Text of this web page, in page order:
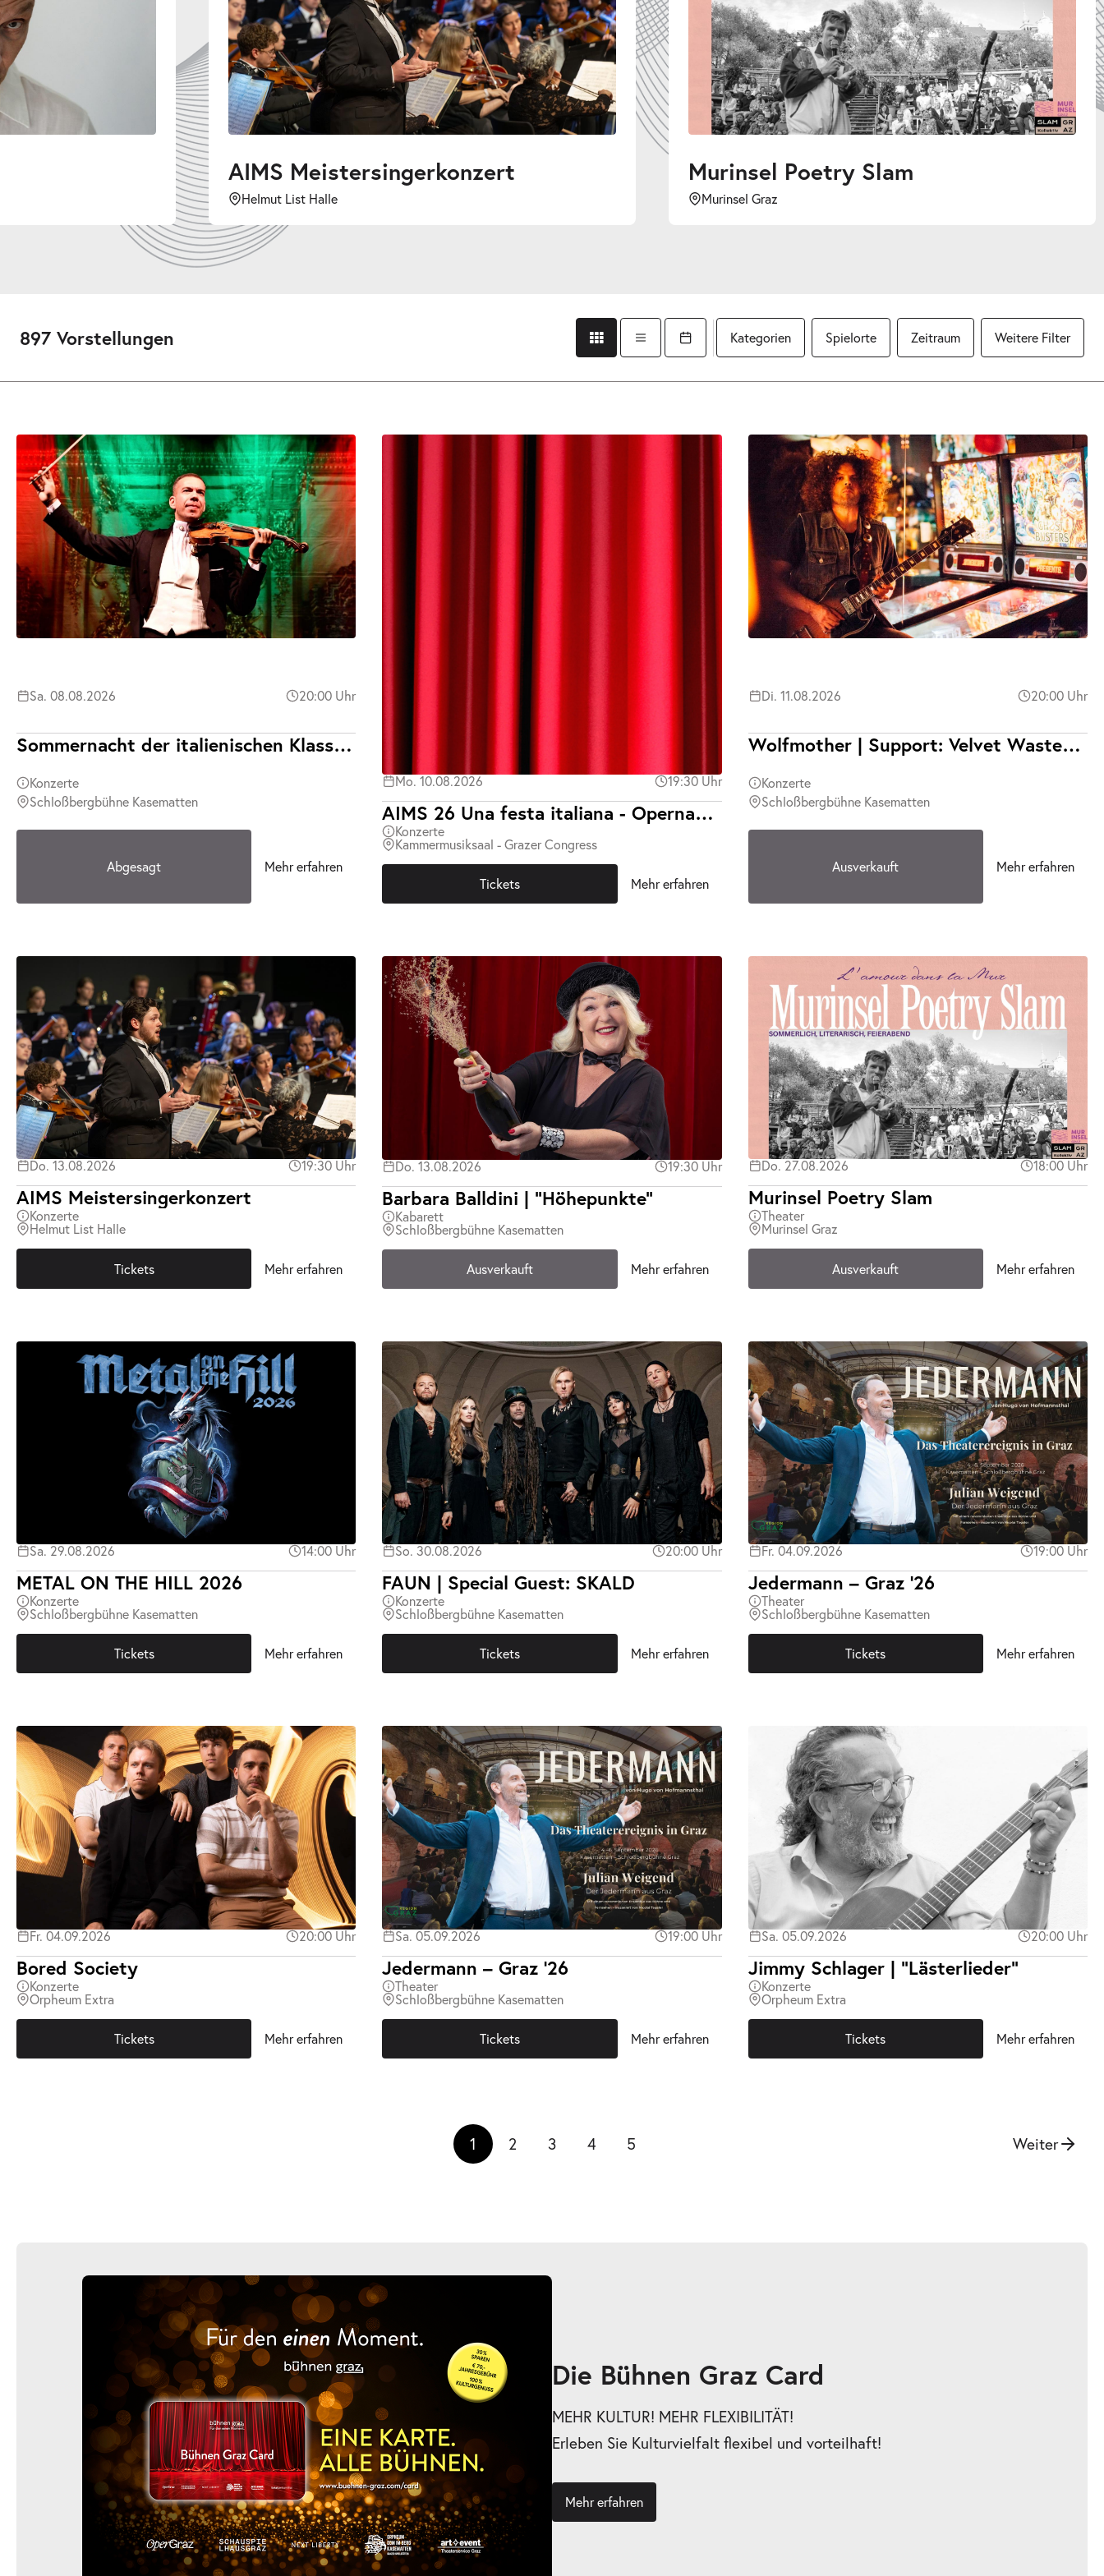
AIMS Meistersingerkonzert
Helmut List Halle
Murinsel Poetry Slam
897 Vorstellungen GridansichtListenansichtKalender öffnen
Kategorien Spielorte Zeitraum Weitere Filter
Sa. 08.08.2026 20:00 Uhr
Sommernacht der italienischen Klassiker | Teatro d´Opera Italiana | Abgesagt
Konzerte
Schloßbergbühne Kasematten
Abgesagt Mehr erfahren
Mo. 10.08.2026 19:30 Uhr
AIMS 26 Una festa italiana - Opernabend mit Klavierbegleitung
Konzerte
Kammermusiksaal - Grazer Congress
Tickets Mehr erfahren
Di. 11.08.2026 20:00 Uhr
Wolfmother | Support: Velvet Wasted | Ausverkauft
Konzerte
Schloßbergbühne Kasematten
Ausverkauft Mehr erfahren
Do. 13.08.2026 19:30 Uhr
AIMS Meistersingerkonzert
Konzerte
Helmut List Halle
Tickets Mehr erfahren
Do. 13.08.2026 19:30 Uhr
Barbara Balldini | "Höhepunkte"
Kabarett
Schloßbergbühne Kasematten
Ausverkauft Mehr erfahren
Do. 27.08.2026 18:00 Uhr
Murinsel Poetry Slam
Theater
Murinsel Graz
Ausverkauft Mehr erfahren
Sa. 29.08.2026 14:00 Uhr
METAL ON THE HILL 2026
Konzerte
Schloßbergbühne Kasematten
Tickets Mehr erfahren
So. 30.08.2026 20:00 Uhr
FAUN | Special Guest: SKALD
Konzerte
Schloßbergbühne Kasematten
Tickets Mehr erfahren
Fr. 04.09.2026 19:00 Uhr
Jedermann – Graz ’26
Theater
Schloßbergbühne Kasematten
Tickets Mehr erfahren
Fr. 04.09.2026 20:00 Uhr
Bored Society
Konzerte
Orpheum Extra
Tickets Mehr erfahren
Sa. 05.09.2026 19:00 Uhr
Jedermann – Graz ’26
Theater
Schloßbergbühne Kasematten
Tickets Mehr erfahren
Sa. 05.09.2026 20:00 Uhr
Jimmy Schlager | "Lästerlieder"
Konzerte
Orpheum Extra
Tickets Mehr erfahren
1 2 3 4 5 Weiter
Die Bühnen Graz Card
MEHR KULTUR! MEHR FLEXIBILITÄT!
Erleben Sie Kulturvielfalt flexibel und vorteilhaft!
Mehr erfahren